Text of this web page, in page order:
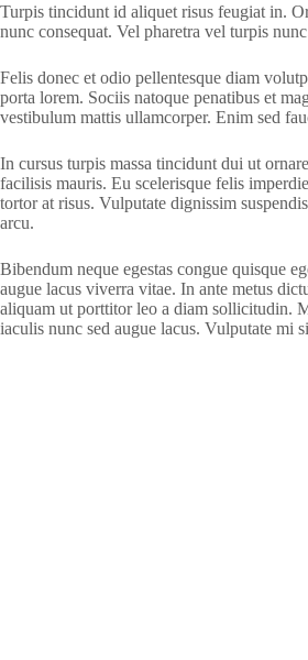
Turpis tincidunt id aliquet risus feugiat in.
nunc consequat. Vel pharetra vel turpis
Felis donec et odio pellentesque diam
porta lorem. Sociis natoque penatibus et
vestibulum mattis ullamcorper. Enim sed
In cursus turpis massa tincidunt dui ut
facilisis mauris. Eu scelerisque felis
tortor at risus. Vulputate dignissim
arcu.
Bibendum neque egestas congue quisque
augue lacus viverra vitae. In ante metus
aliquam ut porttitor leo a diam sollicitudin.
iaculis nunc sed augue lacus. Vulputate mi